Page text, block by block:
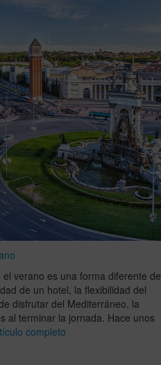
verano es una forma diferente de
de un hotel, la flexibilidad del
disfrutar del Mediterráneo, la
al terminar la jornada. Hace unos
completo